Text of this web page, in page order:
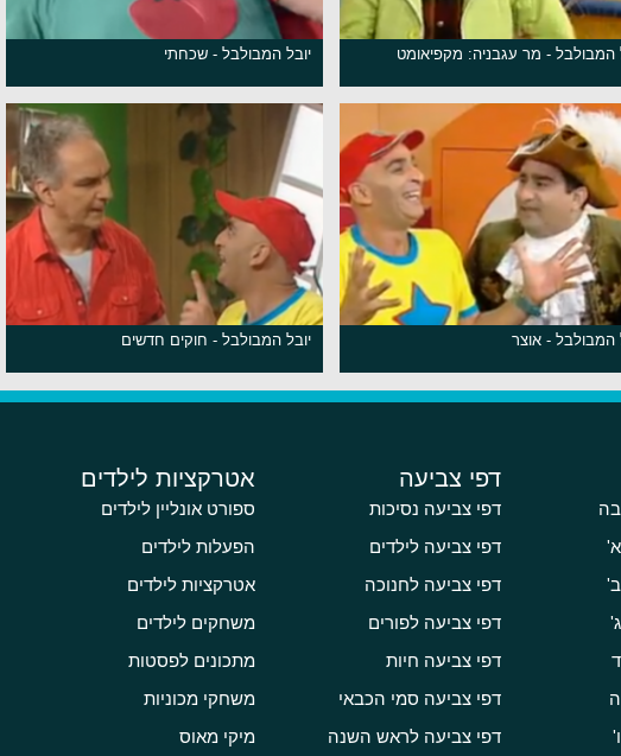
המבולבל - מר עגבניה: מקפיאומט יובל המבולבל - שכחתי
המבולבל - אוצר יובל המבולבל - חוקים חדשים
דפי צביעה
דפי צביעה נסיכות
דפי צביעה לילדים
דפי צביעה לחנוכה
דפי צביעה לפורים
דפי צביעה חיות
דפי צביעה סמי הכבאי
דפי צביעה לראש השנה
אטרקציות לילדים
ספורט אונליין לילדים
הפעלות לילדים
אטרקציות לילדים
משחקים לילדים
מתכונים לפסטות
משחקי מכוניות
מיקי מאוס